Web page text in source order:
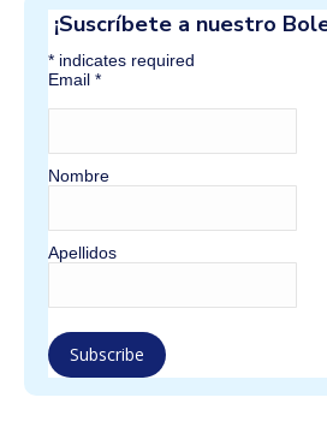
¡Suscríbete a nuestro
* indicates required
Email *
Nombre
Apellidos